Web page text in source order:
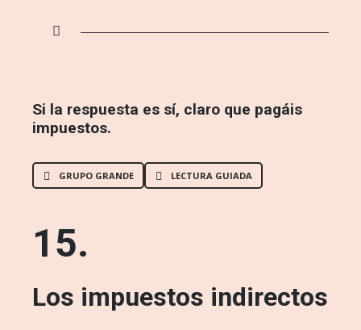
Si la respuesta es sí, claro que pagáis
impuestos.
GRUPO GRANDE LECTURA GUIADA
15.
Los impuestos indirectos